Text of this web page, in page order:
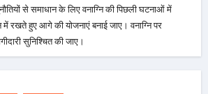
से समाधान के लिए वनाग्नि की पिछली घटनाओं में
रखते हुए आगे की योजनाएं बनाई जाए। वनाग्नि पर
सुनिश्चित की जाए।